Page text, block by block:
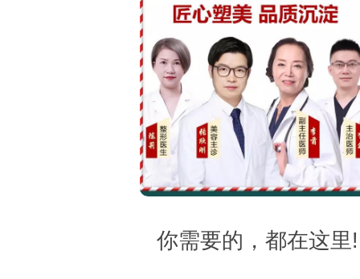
你需要的，都在这里!